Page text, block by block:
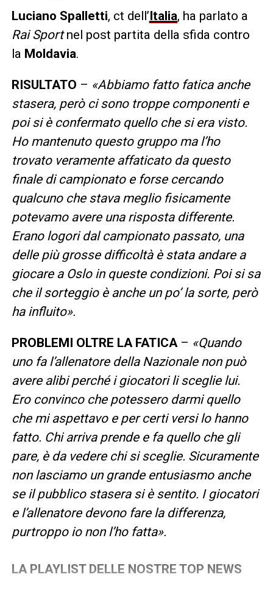
Luciano Spalletti, ct dell’Italia, ha parlato a
Rai Sportnel post partita della sfida contro
la Moldavia.
RISULTATO – «Abbiamo fatto fatica anche
stasera, però ci sono troppe componenti e
poi si è confermato quello che si era visto.
Ho mantenuto questo gruppo ma l’ho
trovato veramente affaticato da questo
finale di campionato e forse cercando
qualcuno che stava meglio fisicamente
potevamo avere una risposta differente.
Erano logori dal campionato passato, una
delle più grosse difficoltà è stata andare a
giocare a Oslo in queste condizioni. Poi si sa
che il sorteggio è anche un po’ la sorte, però
ha influito».
PROBLEMI OLTRE LA FATICA– «Quando
uno fa l’allenatore della Nazionale non può
avere alibi perché i giocatori li sceglie lui.
Ero convinco che potessero darmi quello
che mi aspettavo e per certi versi lo hanno
fatto. Chi arriva prende e fa quello che gli
pare, è da vedere chi si sceglie. Sicuramente
non lasciamo un grande entusiasmo anche
se il pubblico stasera si è sentito. I giocatori
e l’allenatore devono fare la differenza,
purtroppo io non l’ho fatta».
LA PLAYLIST DELLE NOSTRE TOP NEWS